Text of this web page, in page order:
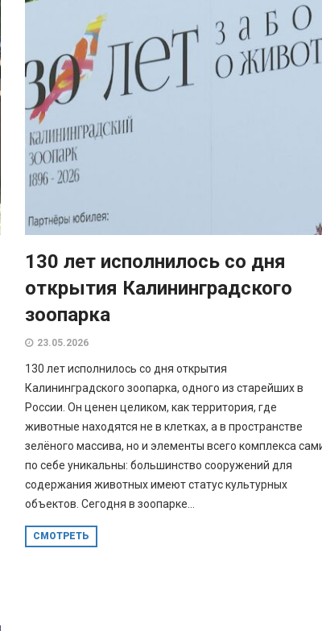
130 лет исполнилось со дня
открытия Калининградского
зоопарка
23.05.2026
130 лет исполнилось со дня открытия
Калининградского зоопарка, одного из старейших в
России. Он ценен целиком, как территория, где
животные находятся не в клетках, а в пространстве
зелёного массива, но и элементы всего комплекса
по себе уникальны: большинство сооружений для
содержания животных имеют статус культурных
объектов. Сегодня в зоопарке...
СМОТРЕТЬ